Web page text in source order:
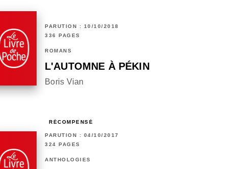
PARUTION : 10/10/2018
336 PAGES
ROMANS
L'AUTOMNE À PÉKIN
Boris Vian
RÉCOMPENSÉ
PARUTION : 04/10/2017
324 PAGES
ANTHOLOGIES